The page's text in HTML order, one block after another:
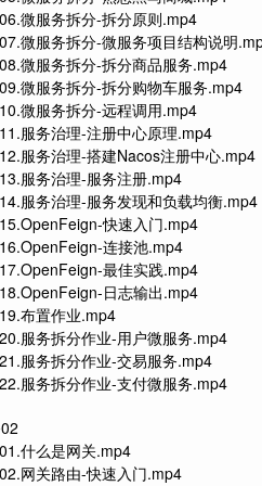
微服务拆分-拆分原则.mp4
服务拆分-微服务项目结构说明
微服务拆分-拆分商品服务.mp4
服务拆分-拆分购物车服务.mp4
微服务拆分-远程调用.mp4
服务治理-注册中心原理.mp4
务治理-搭建Nacos注册中心.mp4
服务治理-服务注册.mp4
务治理-服务发现和负载均衡.mp4
快速入门.mp4
连接池.mp4
最佳实践.mp4
日志输出.mp4
布置作业.mp4
服务拆分作业-用户微服务.mp4
服务拆分作业-交易服务.mp4
服务拆分作业-支付微服务.mp4
什么是网关.mp4
网关路由-快速入门.mp4